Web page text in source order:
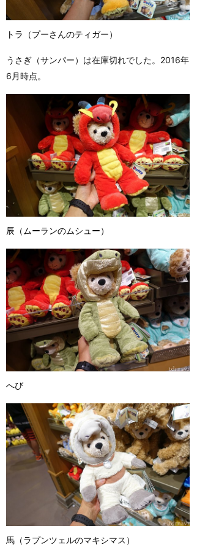
トラ（プーさんのティガー）
うさぎ（サンパー）は在庫切れでした。2016年
6月時点。
辰（ムーランのムシュー）
へび
馬（ラプンツェルのマキシマス）